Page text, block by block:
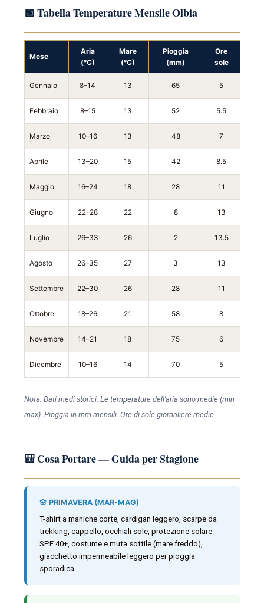
📅 Tabella Temperature Mensile Olbia
Mese
Aria
(°C)
Mare
(°C)
Pioggia
(mm)
Ore
sole
Gennaio 8–14 13 65 5
Febbraio 8–15 13 52 5.5
Marzo 10–16 13 48 7
Aprile 13–20 15 42 8.5
Maggio 16–24 18 28 11
Giugno 22–28 22 8 13
Luglio 26–33 26 2 13.5
Agosto 26–35 27 3 13
Settembre 22–30 26 28 11
Ottobre 18–26 21 58 8
Novembre 14–21 18 75 6
Dicembre 10–16 14 70 5
Nota: Dati medi storici. Le temperature dell'aria sono medie (min–
max). Pioggia in mm mensili. Ore di sole giornaliere medie.
🎒 Cosa Portare — Guida per Stagione
🌸 PRIMAVERA (MAR-MAG)
T-shirt a maniche corte, cardigan leggero, scarpe da
trekking, cappello, occhiali sole, protezione solare
SPF 40+, costume e muta sottile (mare freddo),
giacchetto impermeabile leggero per pioggia
sporadica.